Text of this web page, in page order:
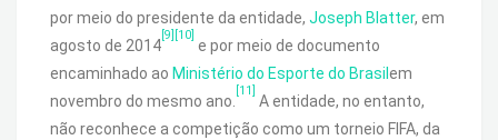
por meio do presidente da entidade, Joseph Blatter, em
agosto de 2014
[9] [10]
e por meio de documento
encaminhado ao Ministério do Esporte do Brasil em
novembro do mesmo ano.
[11]
A entidade, no entanto,
não reconhece a competição como um torneio FIFA, da